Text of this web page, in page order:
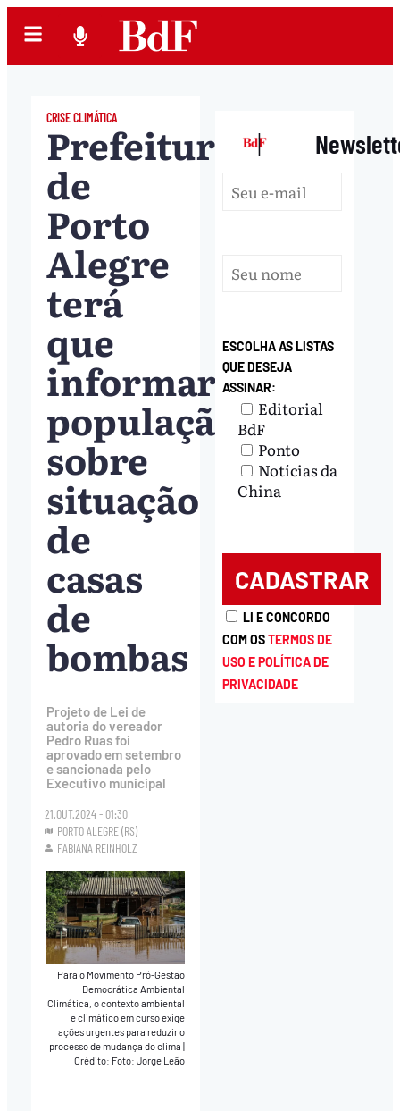
CRISE CLIMÁTICA
Prefeitura
de
Porto
Alegre
terá
que
informar
população
sobre
situação
de
casas
de
bombas
Projeto de Lei de
autoria do vereador
Pedro Ruas foi
aprovado em setembro
e sancionada pelo
Executivo municipal
21.OUT.2024 - 01:30
PORTO ALEGRE (RS)
FABIANA REINHOLZ
Para o Movimento Pró-Gestão
Democrática Ambiental
Climática, o contexto ambiental
e climático em curso exige
ações urgentes para reduzir o
processo de mudança do clima|
Crédito: Foto: Jorge Leão
|
ESCOLHA AS LISTAS
QUE DESEJA
ASSINAR:
Editorial
BdF
Ponto
Notícias da
China
LI E CONCORDO
COM OSTERMOS DE
USO E POLÍTICA DE
PRIVACIDADE